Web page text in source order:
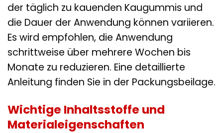
der täglich zu kauenden Kaugummis und
die Dauer der Anwendung können variieren.
Es wird empfohlen, die Anwendung
schrittweise über mehrere Wochen bis
Monate zu reduzieren. Eine detaillierte
Anleitung finden Sie in der Packungsbeilage.
Wichtige Inhaltsstoffe und
Materialeigenschaften